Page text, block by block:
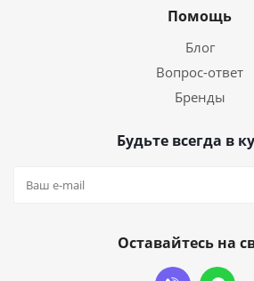
Помощь
Блог
Вопрос-ответ
Бренды
Будьте всегда в
Оставайтесь на